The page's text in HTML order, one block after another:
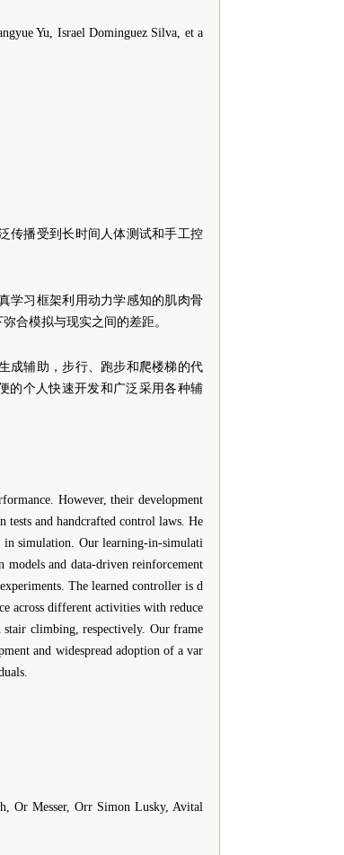
Yu, Israel Dominguez Silva, et a
传播受到长时间人体测试和手工控
学习框架利用动力学感知的肌肉骨
合模拟与现实之间的差距。
成辅助，步行、跑步和爬楼梯的代
的个人快速开发和广泛采用各种辅
However, their development
tests and handcrafted control laws. He
in simulation. Our learning-in-simulati
models and data-driven reinforcement
The learned controller is d
across different activities with reduce
climbing, respectively. Our frame
and widespread adoption of a var
Or Messer, Orr Simon Lusky, Avital